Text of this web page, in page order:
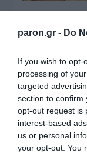
paron.gr - Do
If you wish to
processing of
targeted
section to confirm
opt-out request is
interest-based
us or personal
your opt-out. You